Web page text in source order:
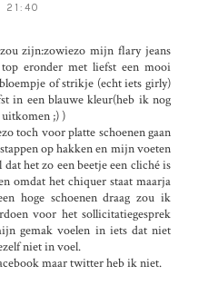
21:40
zijn:zowiezo mijn flary jeans
eronder met liefst een mooi
of strikje (echt iets girly)
in een blauwe kleur(heb ik nog
;) )
toch voor platte schoenen gaan
op hakken en mijn voeten
het zo een beetje een cliché is
omdat het chiquer staat maarja
hoge schoenen draag zou ik
voor het sollicitatiegesprek
gemak voelen in iets dat niet
niet in voel.
maar twitter heb ik niet.